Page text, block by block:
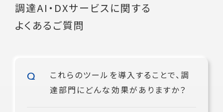
調達AI・DXサービスに関する
よくあるご質問
これらのツールを導入することで、調
達部門にどんな効果がありますか？